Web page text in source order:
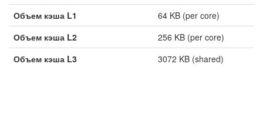
Объем кэша L1
64 KB (per core)
Объем кэша L2
256 KB (per core)
Объем кэша L3
3072 KB (shared)